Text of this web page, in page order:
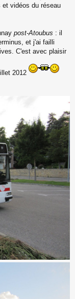
et vidéos du réseau
post-Atoubus : il
et j'ai failli
C'est avec plaisir
2012